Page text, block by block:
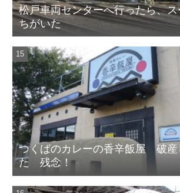
松戸車両センターへ行ったら、
ちがいた
つくばのカレーの香辛飯屋 破産
た 残念！